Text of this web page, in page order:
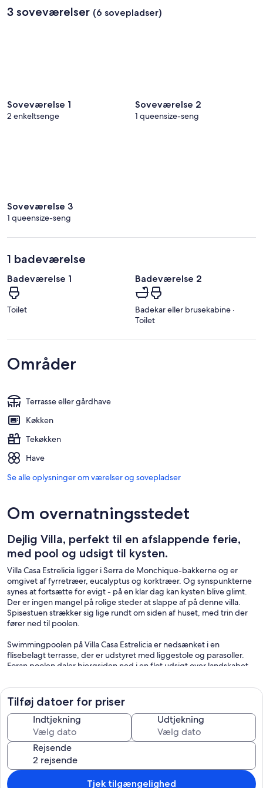
3 soveværelser (6 sovepladser)
Soveværelse 1
2 enkeltsenge
Soveværelse 2
1 queensize-seng
Soveværelse 3
1 queensize-seng
1 badeværelse
Badeværelse 1
Toilet
Badeværelse 2
Badekar eller brusekabine ·
Toilet
Områder
Terrasse eller gårdhave
Køkken
Tekøkken
Have
Se alle oplysninger om værelser og sovepladser
Om overnatningsstedet
Dejlig Villa, perfekt til en afslappende ferie,
med pool og udsigt til kysten.
Villa Casa Estrelicia ligger i Serra de Monchique-bakkerne og er
omgivet af fyrretræer, eucalyptus og korktræer. Og synspunkterne
synes at fortsætte for evigt - på en klar dag kan kysten blive glimt.
Der er ingen mangel på rolige steder at slappe af på denne villa.
Spisestuen strækker sig lige rundt om siden af ​​huset, med trin der
fører ned til poolen.
Swimmingpoolen på Villa Casa Estrelicia er nedsænket i en
flisebelagt terrasse, der er udstyret med liggestole og parasoller.
Foran poolen daler bjergsiden ned i en flot udsigt over landskabet.
En brændeovn indstillet i en pejs giver en hjemlig stemning til den
åbne plan spisestue og opholdsstue, et rummeligt område med
komfortable sofaer. Og to sæt franske vinduer fører ud på den
dejlige spisestue terrasse. Tekøkken på Villa Casa Estrelicia serverer
en god størrelse komfur, mikrobølgeovn og køleskab med fryser. I
mellemtiden vejer en grill anker udenfor.
Tilføj datoer for priser
Indtjekning Udtjekning
Rejsende
Tjek tilgængelighed